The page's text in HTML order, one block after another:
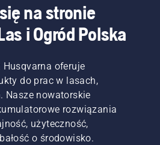
do podnoszenia, pomagają
regulatora podczas
ciężkiego drewna.
pomiarowe, dodatkowo
i zorganizowaną pracę w
lesie.
na stronie
i Ogród Polska
oferuje
do prac w lasach,
Nasze nowatorskie
rozwiązania
użyteczność,
o środowisko.